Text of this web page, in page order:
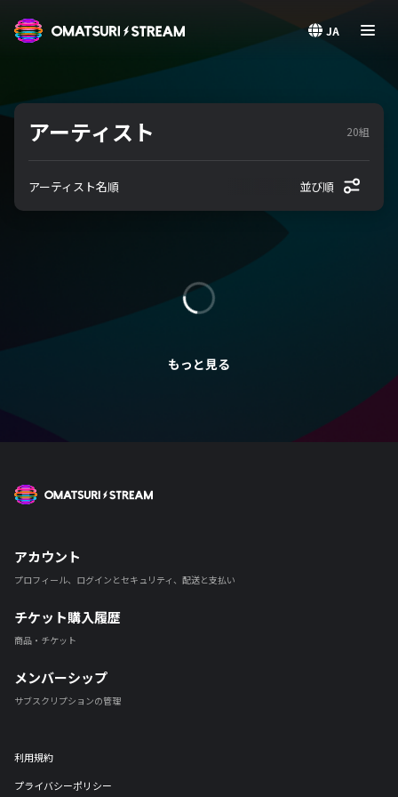
JA
アーティスト 20組
アーティスト名順 並び順
もっと見る
アカウント
プロフィール、ログインとセキュリティ、配送と支払い
チケット購入履歴
商品・チケット
メンバーシップ
サブスクリプションの管理
利用規約
プライバシーポリシー